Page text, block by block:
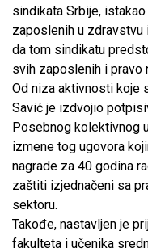
sindikata Srbije,
zaposlenih u
da tom sindikatu
svih zaposlenih i pravo
Od niza aktivnosti koje
Savić je izdvojio
Posebnog kolektivnog
izmene tog ugovora
nagrade za 40 godina
zaštiti izjednačeni sa
sektoru.
Takođe, nastavljen je
fakulteta i učenika